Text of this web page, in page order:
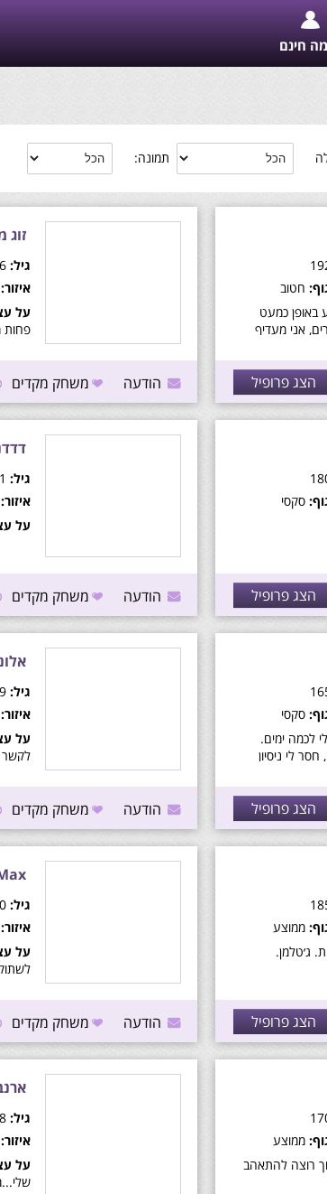
חינם
תמונה:
חטוב
באופן כמעט
אני מעדיף
לא תמיד
להכות, בסוף
בשום מקום
הצג פרופיל
זוג
גיל:
איזור:
על
פחות
הודעה משחק מקדים
סקסי
הצג פרופיל
גיל:
איזור:
על
הודעה משחק מקדים
סקסי
לכמה ימים.
לי ניסיון
הצג פרופיל
גיל:
איזור:
על
לקשר
הודעה משחק מקדים
ממוצע
ג׳טלמן.
הצג פרופיל
גיל:
איזור:
על
הודעה משחק מקדים
ממוצע
רוצה להתאהב
גיל:
איזור:
על